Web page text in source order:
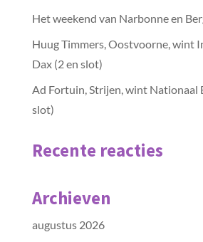
Het weekend van Narbonne en
Huug Timmers, Oostvoorne, wint
Dax (2 en slot)
Ad Fortuin, Strijen, wint Nationaal
slot)
Recente reacties
Archieven
augustus 2026